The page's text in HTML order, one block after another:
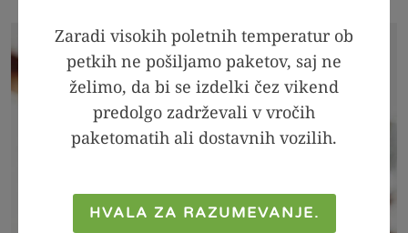
Zaradi visokih poletnih temperatur ob
petkih ne pošiljamo paketov, saj ne
želimo, da bi se izdelki čez vikend
predolgo zadrževali v vročih
paketomatih ali dostavnih vozilih.
HVALA ZA RAZUMEVANJE.